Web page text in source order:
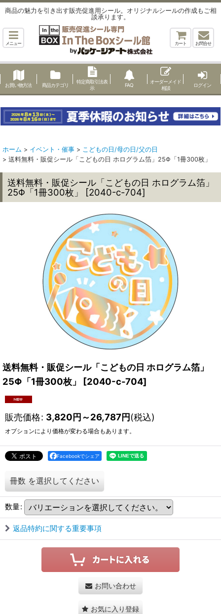
商品の魅力を引き出す販売促進用シール。オリジナルシールの作成もご相
談承ります。
メニュー カート お問合せ
お買い物方法 商品カテゴリ
特定商取引法表
示
FAQ
オーダーメイド
相談
ログイン
ホーム > イベント・催事 > こどもの日/母の日/父の日
> 送料無料・販促シール「こどもの日 ホログラム箔」25Φ「1冊300枚」
送料無料・販促シール「こどもの日 ホログラム箔」
25Φ「1冊300枚」
[2040-c-704]
送料無料・販促シール「こどもの日 ホログラム箔」
25Φ「1冊300枚」
[2040-c-704]
販売価格: 3,820円～26,787円(税込)
オプションにより価格が変わる場合もあります。
Facebookでシェア
冊数 を選択してください
数量:
返品特約に関する重要事項
お問い合わせ
お気に入り登録